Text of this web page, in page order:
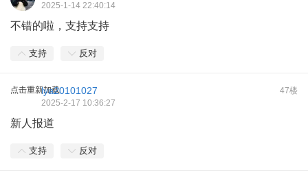
2025-1-14 22:40:14
不错的啦，支持支持
支持 反对
点击重新加载 47楼
lya20101027
2025-2-17 10:36:27
新人报道
支持 反对